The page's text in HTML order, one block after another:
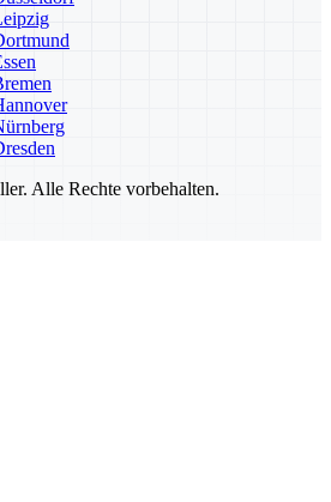
Alle Rechte vorbehalten.